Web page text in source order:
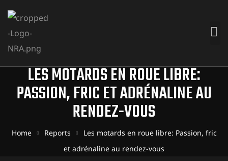
LES MOTARDS EN ROUE LIBRE:
PASSION, FRIC ET ADRÉNALINE AU
RENDEZ-VOUS
Home Reports
Les motards en roue libre: Passion, fric
et adrénaline au rendez-vous